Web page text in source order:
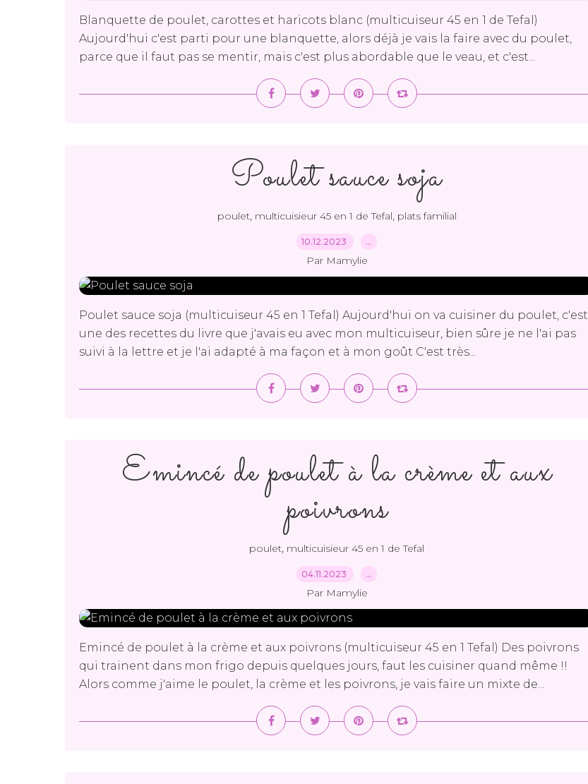
Blanquette de poulet, carottes et haricots blanc (multicuiseur 45 en 1 de Tefal)
Aujourd'hui c'est parti pour une blanquette, alors déjà je vais la faire avec du poulet,
parce que il faut pas se mentir, mais c'est plus abordable que le veau, et c'est...
Poulet sauce soja
poulet, multicuisieur 45 en 1 de Tefal, plats familial
10.12.2023 …
Par Mamylie
Poulet sauce soja (multicuiseur 45 en 1 Tefal) Aujourd'hui on va cuisiner du poulet, c'est
une des recettes du livre que j'avais eu avec mon multicuiseur, bien sûre je ne l'ai pas
suivi à la lettre et je l'ai adapté à ma façon et à mon goût C'est très...
Emincé de poulet à la crème et aux
poivrons
poulet, multicuisieur 45 en 1 de Tefal
04.11.2023 …
Par Mamylie
Emincé de poulet à la crème et aux poivrons (multicuiseur 45 en 1 Tefal) Des poivrons
qui trainent dans mon frigo depuis quelques jours, faut les cuisiner quand même !!
Alors comme j'aime le poulet, la crème et les poivrons, je vais faire un mixte de...